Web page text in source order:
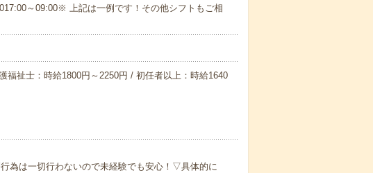
～09:00※ 上記は一例です！その他シフトもご相
福祉士：時給1800円～2250円 / 初任者以上：時給1640
為は一切行わないので未経験でも安心！▽具体的に